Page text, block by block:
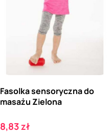
Fasolka sensoryczna do
masażu Zielona
Cena
8,83 zł